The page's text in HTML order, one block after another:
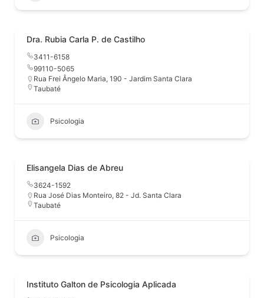
Dra. Rubia Carla P. de Castilho
3411-6158
99110-5065
Rua Frei Ângelo Maria, 190 - Jardim Santa Clara
Taubaté
Psicologia
Elisangela Dias de Abreu
3624-1592
Rua José Dias Monteiro, 82 - Jd. Santa Clara
Taubaté
Psicologia
Instituto Galton de Psicologia Aplicada